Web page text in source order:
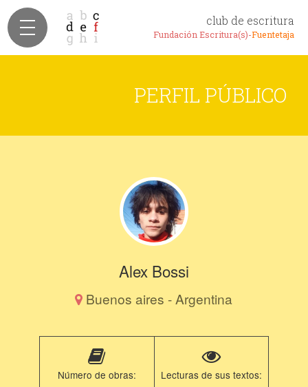
club de escritura
Fundación Escritura(s)-Fuentetaja
PERFIL PÚBLICO
Alex Bossi
Buenos aires - Argentina
Número de obras: Lecturas de sus textos: